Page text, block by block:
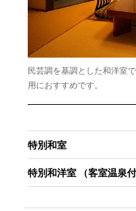
民芸調を基調とした和洋室
用におすすめです。
特別和室
特別和洋室 （客室温泉